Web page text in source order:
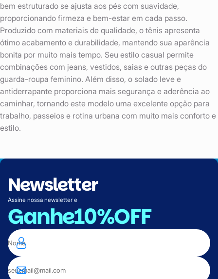
bem estruturado se ajusta aos pés com suavidade,
proporcionando firmeza e bem-estar em cada passo.
Produzido com materiais de qualidade, o tênis apresenta
ótimo acabamento e durabilidade, mantendo sua aparência
bonita por muito mais tempo. Seu estilo casual permite
combinações com jeans, vestidos, saias e outras peças do
guarda-roupa feminino. Além disso, o solado leve e
antiderrapante proporciona mais segurança e aderência ao
caminhar, tornando este modelo uma excelente opção para
trabalho, passeios e rotina urbana com muito mais conforto e
estilo.
Newsletter
Assine nossa newsletter e
Ganhe10%OFF